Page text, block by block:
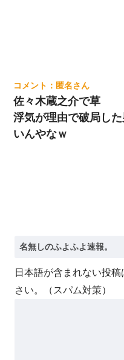
匿名
佐々木蔵之介で草
浮気が理由で破局し
いんやなｗ
日本語が含まれない投
さい。（スパム対策）